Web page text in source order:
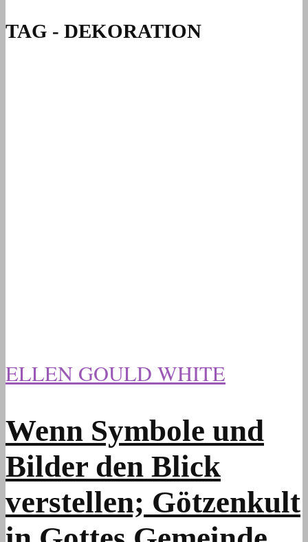
TAG - DEKORATION
ELLEN GOULD WHITE
Wenn Symbole und
Bilder den Blick
verstellen; Götzenkult